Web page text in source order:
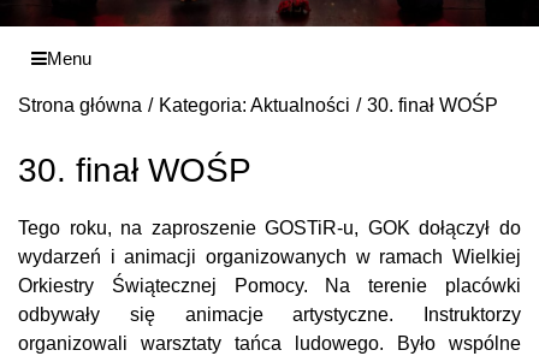
Menu
Strona główna Kategoria: Aktualności 30. finał WOŚP
30. finał WOŚP
Tego roku, na zaproszenie GOSTiR-u, GOK dołączył do
wydarzeń i animacji organizowanych w ramach Wielkiej
Orkiestry Świątecznej Pomocy. Na terenie placówki
odbywały się animacje artystyczne. Instruktorzy
organizowali warsztaty tańca ludowego. Było wspólne